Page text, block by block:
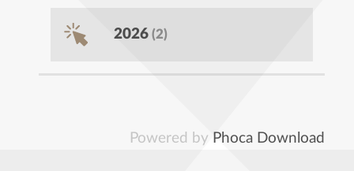
2026 (2)
Powered by Phoca Download